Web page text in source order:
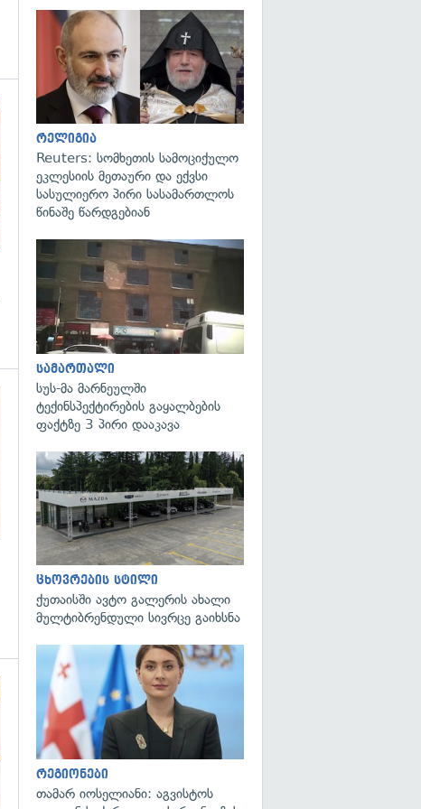
გადახედვა
გადახედვა
რელიგია
Reuters: სომხეთის სამოციქულო
ეკლესიის მეთაური და ექვსი
სასულიერო პირი სასამართლოს
წინაშე წარდგებიან
სამართალი
სუს-მა მარნეულში
ტექინსპექტირების გაყალბების
ფაქტზე 3 პირი დააკავა
ცხოვრების სტილი
ქუთაისში ავტო გალერის ახალი
მულტიბრენდული სივრცე გაიხსნა
რეგიონები
თამარ იოსელიანი: აგვისტოს